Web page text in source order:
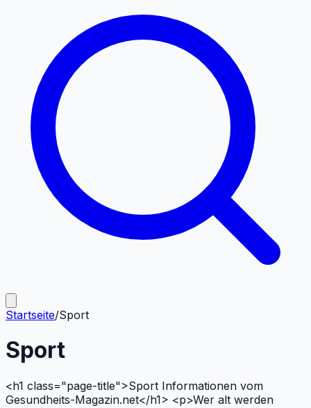
Startseite/Sport
Sport
<h1 class="page-title">Sport Informationen vom
Gesundheits-Magazin.net</h1> <p>Wer alt werden